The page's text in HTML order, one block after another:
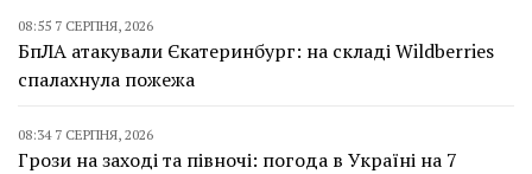
08:55 7 СЕРПНЯ, 2026
БпЛА атакували Єкатеринбург: на складі Wildberries
спалахнула пожежа
08:34 7 СЕРПНЯ, 2026
Грози на заході та півночі: погода в Україні на 7